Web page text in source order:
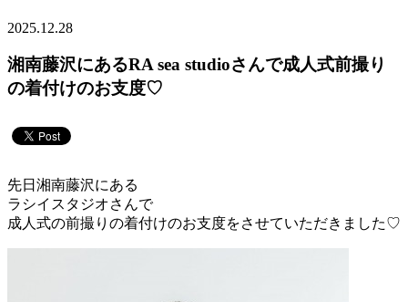
2025.12.28
湘南藤沢にあるRA sea studioさんで成人式前撮り
の着付けのお支度♡
先日湘南藤沢にある
ラシイスタジオさんで
成人式の前撮りの着付けのお支度をさせていただきました♡